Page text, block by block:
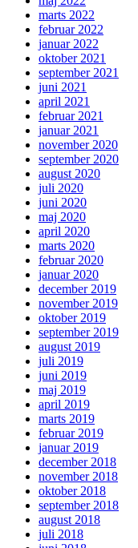
marts 2022
februar 2022
januar 2022
oktober 2021
september 2021
juni 2021
april 2021
februar 2021
januar 2021
november 2020
september 2020
august 2020
juli 2020
juni 2020
maj 2020
april 2020
marts 2020
februar 2020
januar 2020
december 2019
november 2019
oktober 2019
september 2019
august 2019
juli 2019
juni 2019
maj 2019
april 2019
marts 2019
februar 2019
januar 2019
december 2018
november 2018
oktober 2018
september 2018
august 2018
juli 2018